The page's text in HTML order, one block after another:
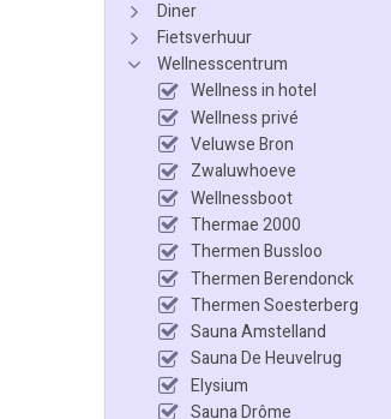
Diner
Fietsverhuur
Wellnesscentrum
Wellness in hotel
Wellness privé
Veluwse Bron
Zwaluwhoeve
Wellnessboot
Thermae 2000
Thermen Bussloo
Thermen Berendonck
Thermen Soesterberg
Sauna Amstelland
Sauna De Heuvelrug
Elysium
Sauna Drôme